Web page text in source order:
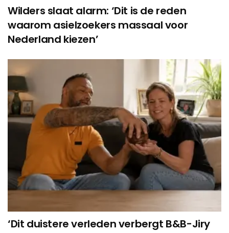
Wilders slaat alarm: ‘Dit is de reden
waarom asielzoekers massaal voor
Nederland kiezen’
‘Dit duistere verleden verbergt B&B-Jiry